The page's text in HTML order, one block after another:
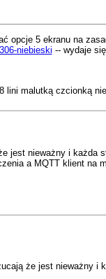
opcje 5 ekranu na
niebieski -- wydaje
malutką czcionką
jest nieważny i każda
a MQTT klient na
że jest nieważny i